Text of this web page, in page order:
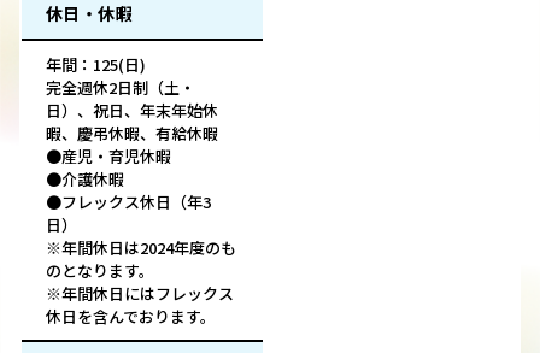
休日・休暇
年間：125(日)
完全週休2日制（土・
日）、祝日、年末年始休
暇、慶弔休暇、有給休暇
●産児・育児休暇
●介護休暇
●フレックス休日（年3
日）
※年間休日は2024年度のも
のとなります。
※年間休日にはフレックス
休日を含んでおります。